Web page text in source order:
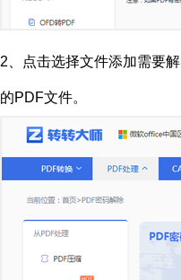
2、点击选择文件添加需要
的PDF文件。